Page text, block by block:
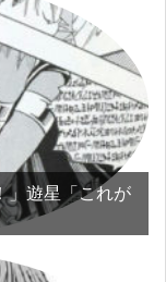
」遊星「これが